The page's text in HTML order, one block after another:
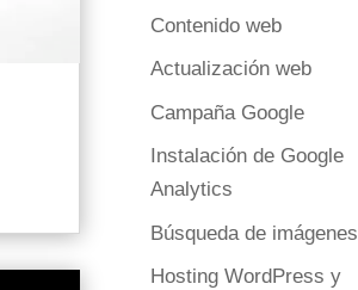
Contenido web
Actualización web
Campaña Google
Instalación de Google
Analytics
Búsqueda de imágenes
Hosting WordPress y